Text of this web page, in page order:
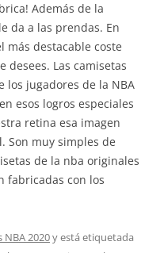
Además de la
da a las prendas. En
más destacable coste
desees. Las camisetas
los jugadores de la NBA
esos logros especiales
retina esa imagen
Son muy simples de
de la nba originales
fabricadas con los
NBA 2020y está etiquetada